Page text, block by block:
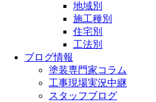
地域別
施工種別
住宅別
工法別
ブログ情報
塗装専門家コラム
工事現場実況中継
スタッフブログ